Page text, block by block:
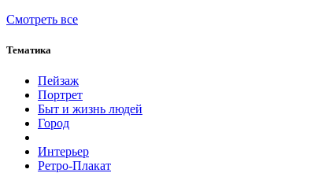
Смотреть все
Тематика
Пейзаж
Портрет
Быт и жизнь людей
Город
Интерьер
Ретро-Плакат